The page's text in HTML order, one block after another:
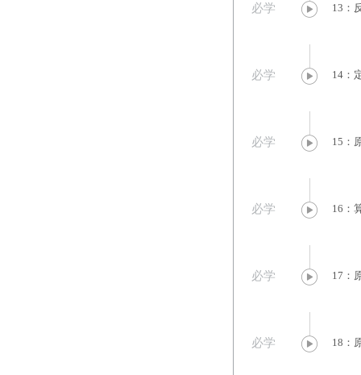
必学 13：
必学 14：
必学 15：
必学 16：
必学 17：
必学 18：